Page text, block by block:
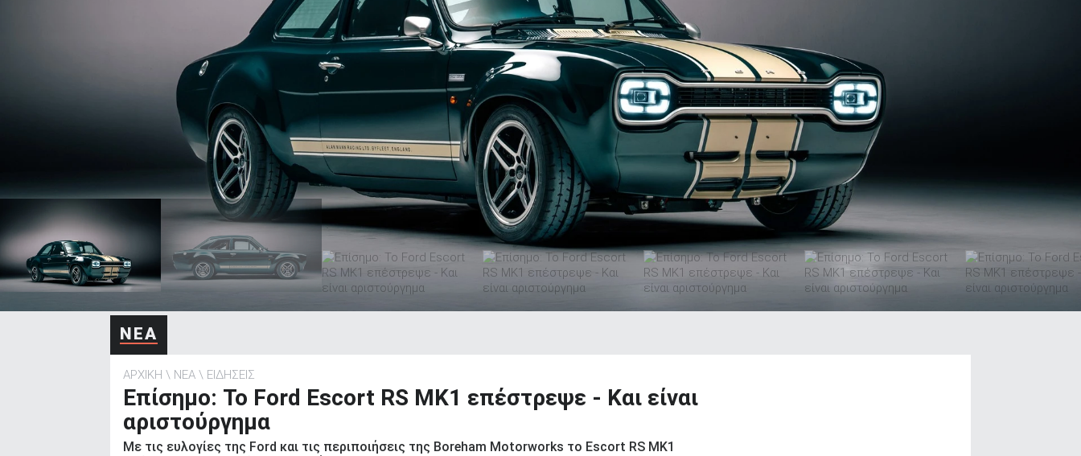
Επιχειρήσεις
ΑΝΑΖΗΤΗΣΗ
ΝΕΑ
ΑΡΧΙΚΗ ΝΕΑ ΕΙΔΗΣΕΙΣ
Επίσημο: To Ford Escort RS ΜK1 επέστρεψε - Και είναι
αριστούργημα
Με τις ευλογίες της Ford και τις περιποιήσεις της Boreham Motorworks το Escort RS MK1